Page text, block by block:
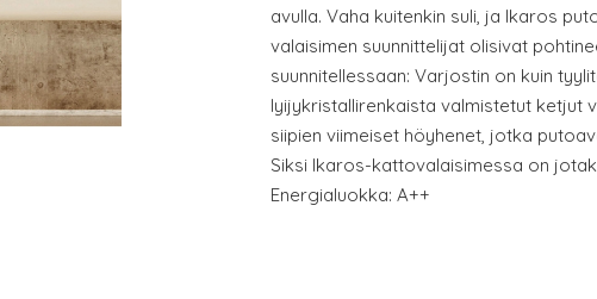
avulla. Vaha kuitenkin suli, ja Ikaros
valaisimen suunnittelijat olisivat
suunnitellessaan: Varjostin on kuin
lyijykristallirenkaista valmistetut ketjut
siipien viimeiset höyhenet, jotka
Siksi Ikaros-kattovalaisimessa on
Energialuokka: A++